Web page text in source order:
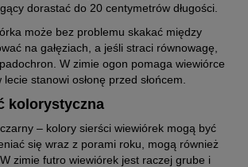
dorastać do 20 centymetrów długości.
może bez problemu skakać między
na gałęziach, a jeśli straci równowagę,
W zimie ogon pomaga wiewiórce
stanowi osłonę przed słońcem.
kolorystyczna
– kolory sierści wiewiórek mogą być
się wraz z porami roku, mogą również
zimie futro wiewiórek jest raczej grube i